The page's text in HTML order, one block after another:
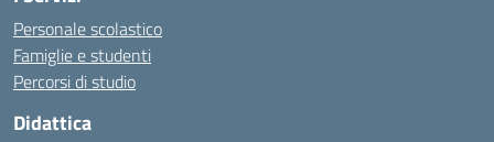
Personale scolastico
Famiglie e studenti
Percorsi di studio
Didattica